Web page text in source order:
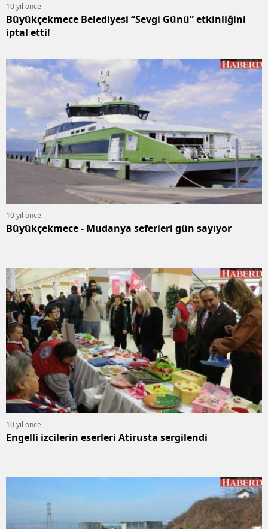
10 yıl önce
Büyükçekmece Belediyesi “Sevgi Günü” etkinliğini
iptal etti!
10 yıl önce
Büyükçekmece - Mudanya seferleri gün sayıyor
10 yıl önce
Engelli izcilerin eserleri Atirusta sergilendi